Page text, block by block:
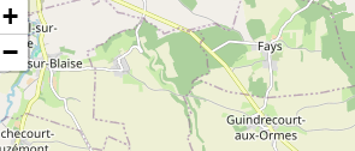
+
−